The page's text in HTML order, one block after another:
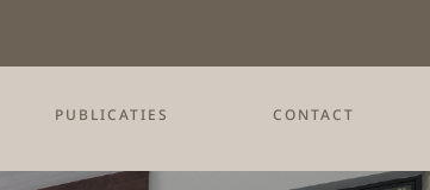
PUBLICATIES CONTACT